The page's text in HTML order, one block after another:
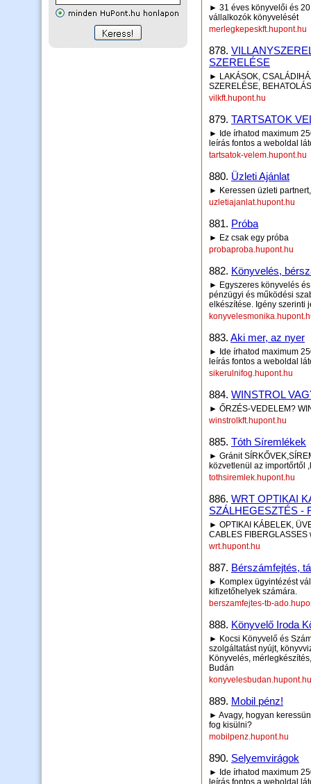
► 31 éves könyvelői és
vállalkozók könyvelését
merlegkepeskft.hupont.hu
878.
SZERELÉSE
► LAKÁSOK,
SZERELÉSE,
vilkft.hupont.hu
879. TARTSATOK
► Ide írhatod maximum
leírás fontos a weboldal
tartsatok-velem.hupont.hu
880. Üzleti Ajánlat
► Keressen üzleti
uzletiajanlat.hupont.hu
881. Próba
► Ez csak egy próba
probaproba.hupont.hu
882. Könyvelés,
► Egyszeres könyvelés
pénzügyi és működési
elkészítése. Igény szerinti
883. Aki mer, az nyer
► Ide írhatod maximum
leírás fontos a weboldal
sikerulnifog.hupont.hu
884. WINSTROL
► ŐRZÉS-VEDELEM?
winstrolkft.hupont.hu
885. Tóth Síremlékek
► Gránit
közvetlenül az importőrtől
tothsiremlek.hupont.hu
886. WRT OPTIKAI
SZÁLHEGESZTÉS -
► OPTIKAI KÁBELEK,
CABLES
wrt.hupont.hu
887. Bérszámfejtés,
► Komplex ügyintézést
kifizetőhelyek számára.
berszamfejtes-tb-
888. Könyvelő Iroda
► Kocsi Könyvelő és
szolgáltatást nyújt,
Könyvelés,
Budán
konyvelesbudan.hupont.hu
889. Mobil pénz!
► Avagy, hogyan
fog kisülni?
mobilpenz.hupont.hu
890. Selyemvirágok
► Ide írhatod maximum
leírás fontos a weboldal